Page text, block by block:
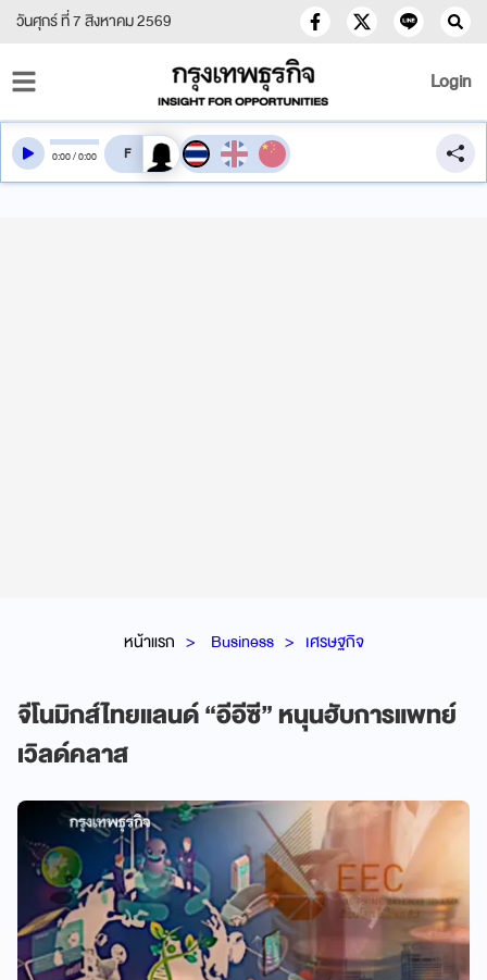
วันศุกร์ ที่ 7 สิงหาคม 2569
Login
หน้าแรก Business เศรษฐกิจ
จีโนมิกส์ไทยแลนด์ “อีอีซี” หนุนฮับการแพทย์
เวิลด์คลาส
0:00/0:00 สลับเสียงอ่าน